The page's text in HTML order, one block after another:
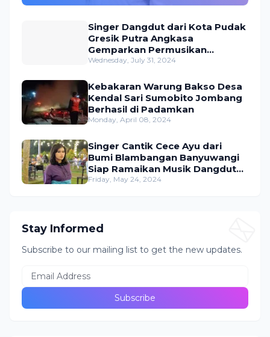
Singer Dangdut dari Kota Pudak
Gresik Putra Angkasa
Gemparkan Permusikan
Dangdut Indonesia
Wednesday, July 31, 2024
Kebakaran Warung Bakso Desa
Kendal Sari Sumobito Jombang
Berhasil di Padamkan
Monday, April 08, 2024
Singer Cantik Cece Ayu dari
Bumi Blambangan Banyuwangi
Siap Ramaikan Musik Dangdut
Indonesia
Friday, May 24, 2024
Stay Informed
Subscribe to our mailing list to get the new updates.